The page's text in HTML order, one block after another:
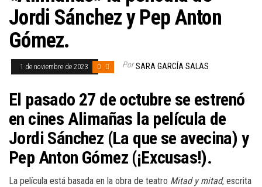
Jordi Sánchez y Pep Anton
Gómez.
1 de noviembre de 2023 0 Por SARA GARCÍA SALAS
El pasado 27 de octubre se estrenó
en cines Alimañas la película de
Jordi Sánchez (La que se avecina) y
Pep Anton Gómez (¡Excusas!).
La película está basada en la obra de teatro Mitad y mitad, escrita